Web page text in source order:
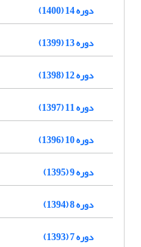
دوره 14 (1400)
دوره 13 (1399)
دوره 12 (1398)
دوره 11 (1397)
دوره 10 (1396)
دوره 9 (1395)
دوره 8 (1394)
دوره 7 (1393)